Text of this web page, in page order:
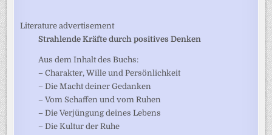
Literature advertisement
Strahlende Kräfte durch positives Denken
Aus dem Inhalt des Buchs:
– Charakter, Wille und Persönlichkeit
– Die Macht deiner Gedanken
– Vom Schaffen und vom Ruhen
– Die Verjüngung deines Lebens
– Die Kultur der Ruhe